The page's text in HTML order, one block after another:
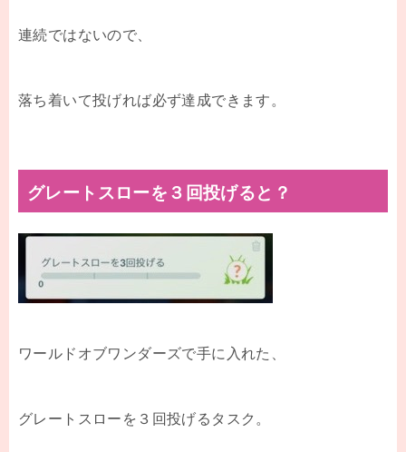
連続ではないので、
落ち着いて投げれば必ず達成できます。
グレートスローを３回投げると？
ワールドオブワンダーズで手に入れた、
グレートスローを３回投げるタスク。